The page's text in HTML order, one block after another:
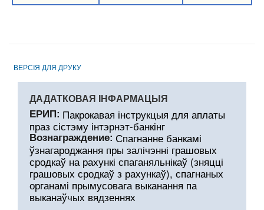
ВЕРСIЯ ДЛЯ ДРУКУ
ДАДАТКОВАЯ ІНФАРМАЦЫЯ
ЕРИП: Пакрокавая інструкцыя для аплаты
праз сістэму інтэрнэт-банкінг
Вознаграждение: Спагнанне банкамі
ўзнагароджання пры залічэнні грашовых
сродкаў на рахункі спаганяльнікаў (зняцці
грашовых сродкаў з рахункаў), спагнаных
органамі прымусовага выканання па
выканаўчых вядзеннях